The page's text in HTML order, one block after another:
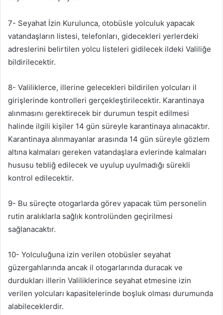
7- Seyahat İzin Kurulunca, otobüsle yolculuk yapacak
vatandaşların listesi, telefonları, gidecekleri yerlerdeki
adreslerini belirtilen yolcu listeleri gidilecek ildeki Valiliğe
bildirilecektir.
8- Valiliklerce, illerine gelecekleri bildirilen yolcuları il
girişlerinde kontrolleri gerçekleştirilecektir. Karantinaya
alınmasını gerektirecek bir durumun tespit edilmesi
halinde ilgili kişiler 14 gün süreyle karantinaya alınacaktır.
Karantinaya alınmayanlar arasında 14 gün süreyle gözlem
altına kalmaları gereken vatandaşlara evlerinde kalmaları
hususu tebliğ edilecek ve uyulup uyulmadığı sürekli
kontrol edilecektir.
9- Bu süreçte otogarlarda görev yapacak tüm personelin
rutin aralıklarla sağlık kontrolünden geçirilmesi
sağlanacaktır.
10- Yolculuğuna izin verilen otobüsler seyahat
güzergahlarında ancak il otogarlarında duracak ve
durdukları illerin Valiliklerince seyahat etmesine izin
verilen yolcuları kapasitelerinde boşluk olması durumunda
alabileceklerdir.